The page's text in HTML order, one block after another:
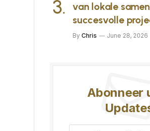
van lokale
succesvolle
By Chris June 28, 2026
Abonneer